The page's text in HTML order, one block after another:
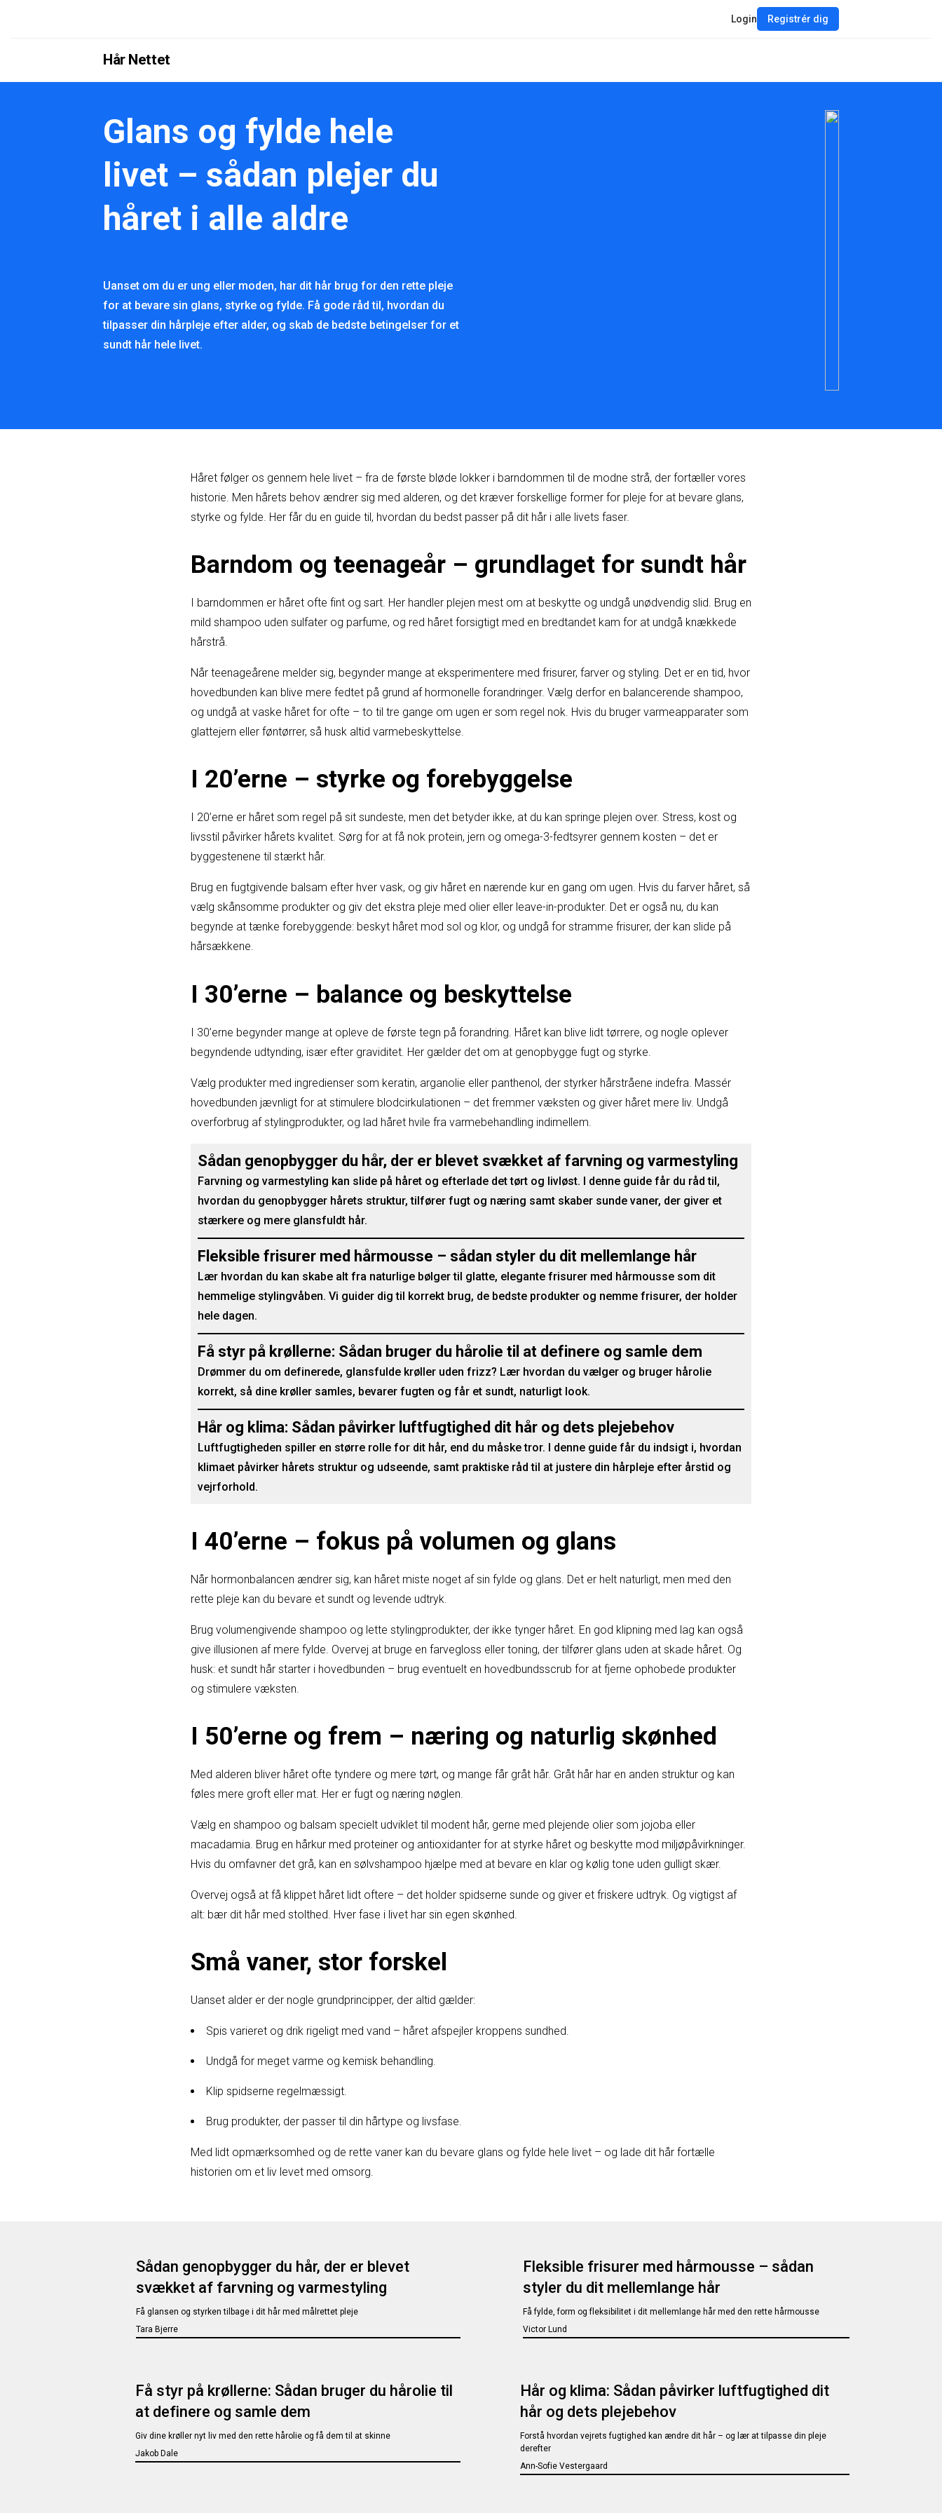
Hår Nettet
Login Registrér dig
Glans og fylde hele
livet – sådan plejer du
håret i alle aldre
Uanset om du er ung eller moden, har dit hår brug for den rette pleje
for at bevare sin glans, styrke og fylde. Få gode råd til, hvordan du
tilpasser din hårpleje efter alder, og skab de bedste betingelser for et
sundt hår hele livet.
Håret følger os gennem hele livet – fra de første bløde lokker i barndommen til de modne strå, der fortæller vores
historie. Men hårets behov ændrer sig med alderen, og det kræver forskellige former for pleje for at bevare glans,
styrke og fylde. Her får du en guide til, hvordan du bedst passer på dit hår i alle livets faser.
Barndom og teenageår – grundlaget for sundt hår
I barndommen er håret ofte fint og sart. Her handler plejen mest om at beskytte og undgå unødvendig slid. Brug en
mild shampoo uden sulfater og parfume, og red håret forsigtigt med en bredtandet kam for at undgå knækkede
hårstrå.
Når teenageårene melder sig, begynder mange at eksperimentere med frisurer, farver og styling. Det er en tid, hvor
hovedbunden kan blive mere fedtet på grund af hormonelle forandringer. Vælg derfor en balancerende shampoo,
og undgå at vaske håret for ofte – to til tre gange om ugen er som regel nok. Hvis du bruger varmeapparater som
glattejern eller føntørrer, så husk altid varmebeskyttelse.
I 20’erne – styrke og forebyggelse
I 20’erne er håret som regel på sit sundeste, men det betyder ikke, at du kan springe plejen over. Stress, kost og
livsstil påvirker hårets kvalitet. Sørg for at få nok protein, jern og omega-3-fedtsyrer gennem kosten – det er
byggestenene til stærkt hår.
Brug en fugtgivende balsam efter hver vask, og giv håret en nærende kur en gang om ugen. Hvis du farver håret, så
vælg skånsomme produkter og giv det ekstra pleje med olier eller leave-in-produkter. Det er også nu, du kan
begynde at tænke forebyggende: beskyt håret mod sol og klor, og undgå for stramme frisurer, der kan slide på
hårsækkene.
I 30’erne – balance og beskyttelse
I 30’erne begynder mange at opleve de første tegn på forandring. Håret kan blive lidt tørrere, og nogle oplever
begyndende udtynding, især efter graviditet. Her gælder det om at genopbygge fugt og styrke.
Vælg produkter med ingredienser som keratin, arganolie eller panthenol, der styrker hårstråene indefra. Massér
hovedbunden jævnligt for at stimulere blodcirkulationen – det fremmer væksten og giver håret mere liv. Undgå
overforbrug af stylingprodukter, og lad håret hvile fra varmebehandling indimellem.
Sådan genopbygger du hår, der er blevet svækket af farvning og varmestyling
Farvning og varmestyling kan slide på håret og efterlade det tørt og livløst. I denne guide får du råd til,
hvordan du genopbygger hårets struktur, tilfører fugt og næring samt skaber sunde vaner, der giver et
stærkere og mere glansfuldt hår.
Fleksible frisurer med hårmousse – sådan styler du dit mellemlange hår
Lær hvordan du kan skabe alt fra naturlige bølger til glatte, elegante frisurer med hårmousse som dit
hemmelige stylingvåben. Vi guider dig til korrekt brug, de bedste produkter og nemme frisurer, der holder
hele dagen.
Få styr på krøllerne: Sådan bruger du hårolie til at definere og samle dem
Drømmer du om definerede, glansfulde krøller uden frizz? Lær hvordan du vælger og bruger hårolie
korrekt, så dine krøller samles, bevarer fugten og får et sundt, naturligt look.
Hår og klima: Sådan påvirker luftfugtighed dit hår og dets plejebehov
Luftfugtigheden spiller en større rolle for dit hår, end du måske tror. I denne guide får du indsigt i, hvordan
klimaet påvirker hårets struktur og udseende, samt praktiske råd til at justere din hårpleje efter årstid og
vejrforhold.
I 40’erne – fokus på volumen og glans
Når hormonbalancen ændrer sig, kan håret miste noget af sin fylde og glans. Det er helt naturligt, men med den
rette pleje kan du bevare et sundt og levende udtryk.
Brug volumengivende shampoo og lette stylingprodukter, der ikke tynger håret. En god klipning med lag kan også
give illusionen af mere fylde. Overvej at bruge en farvegloss eller toning, der tilfører glans uden at skade håret. Og
husk: et sundt hår starter i hovedbunden – brug eventuelt en hovedbundsscrub for at fjerne ophobede produkter
og stimulere væksten.
I 50’erne og frem – næring og naturlig skønhed
Med alderen bliver håret ofte tyndere og mere tørt, og mange får gråt hår. Gråt hår har en anden struktur og kan
føles mere groft eller mat. Her er fugt og næring nøglen.
Vælg en shampoo og balsam specielt udviklet til modent hår, gerne med plejende olier som jojoba eller
macadamia. Brug en hårkur med proteiner og antioxidanter for at styrke håret og beskytte mod miljøpåvirkninger.
Hvis du omfavner det grå, kan en sølvshampoo hjælpe med at bevare en klar og kølig tone uden gulligt skær.
Overvej også at få klippet håret lidt oftere – det holder spidserne sunde og giver et friskere udtryk. Og vigtigst af
alt: bær dit hår med stolthed. Hver fase i livet har sin egen skønhed.
Små vaner, stor forskel
Uanset alder er der nogle grundprincipper, der altid gælder:
Spis varieret og drik rigeligt med vand – håret afspejler kroppens sundhed.
Undgå for meget varme og kemisk behandling.
Klip spidserne regelmæssigt.
Brug produkter, der passer til din hårtype og livsfase.
Med lidt opmærksomhed og de rette vaner kan du bevare glans og fylde hele livet – og lade dit hår fortælle
historien om et liv levet med omsorg.
Sådan genopbygger du hår, der er blevet
svækket af farvning og varmestyling
Få glansen og styrken tilbage i dit hår med målrettet pleje
Tara Bjerre
Fleksible frisurer med hårmousse – sådan
styler du dit mellemlange hår
Få fylde, form og fleksibilitet i dit mellemlange hår med den rette hårmousse
Victor Lund
Få styr på krøllerne: Sådan bruger du hårolie til
at definere og samle dem
Giv dine krøller nyt liv med den rette hårolie og få dem til at skinne
Jakob Dale
Hår og klima: Sådan påvirker luftfugtighed dit
hår og dets plejebehov
Forstå hvordan vejrets fugtighed kan ændre dit hår – og lær at tilpasse din pleje
derefter
Ann-Sofie Vestergaard